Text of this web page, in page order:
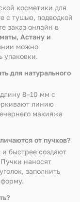
косметики для
с тушью, подводкой
заказ онлайн в
Астану и
можно
упаковки.
для натурального
8–10 мм с
линию
макияжа
от пучков?
быстрее создают
наносят
заполнить